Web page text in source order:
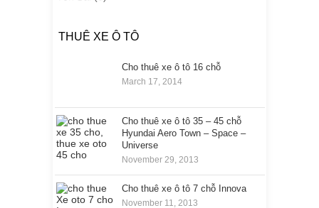
THUÊ XE Ô TÔ
Cho thuê xe ô tô 16 chỗ
March 17, 2014
Cho thuê xe ô tô 35 – 45 chỗ
Hyundai Aero Town – Space –
Universe
November 29, 2013
Cho thuê xe ô tô 7 chỗ Innova
November 11, 2013